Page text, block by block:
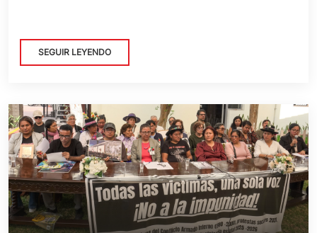
SEGUIR LEYENDO